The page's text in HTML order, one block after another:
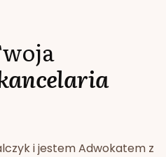
i jestem Adwokatem z